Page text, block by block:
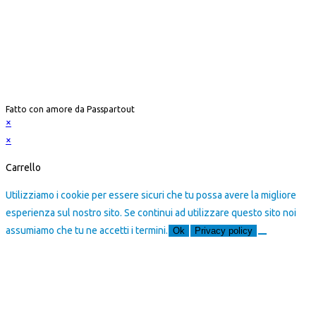
Fatto con amore da Passpartout
×
×
Carrello
Utilizziamo i cookie per essere sicuri che tu possa avere la migliore
esperienza sul nostro sito. Se continui ad utilizzare questo sito noi
assumiamo che tu ne accetti i termini. Ok Privacy policy